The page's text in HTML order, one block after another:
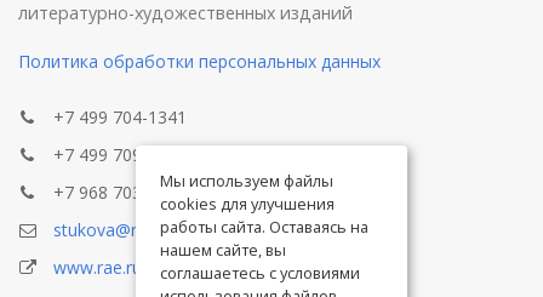
литературно-художественных изданий
Политика обработки персональных данных
+7 499 704-1341
+7 499 709-8104
+7 968 703-8433
stukova@rae.ru
www.rae.ru
Мы используем файлы
cookies для улучшения
работы сайта. Оставаясь на
нашем сайте, вы
соглашаетесь с условиями